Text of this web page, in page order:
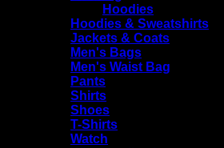
Hoodies
Hoodies & Sweatshirts
Jackets & Coats
Men's Bags
Men's Waist Bag
Pants
Shirts
Shoes
T-Shirts
Watch